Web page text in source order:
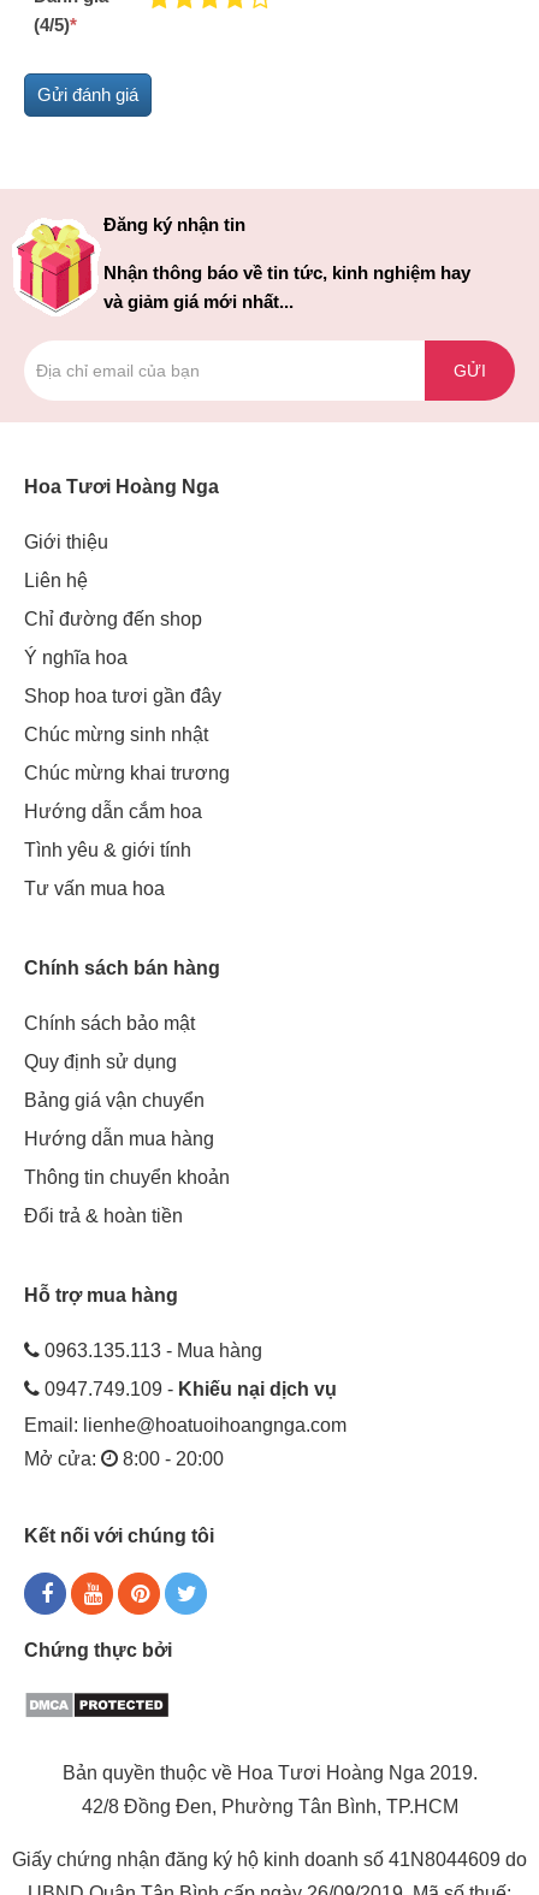
(4/5)*
Đăng ký nhận tin
Nhận thông báo về tin tức, kinh nghiệm hay
và giảm giá mới nhất...
GỬI
Hoa Tươi Hoàng Nga
Giới thiệu
Liên hệ
Chỉ đường đến shop
Ý nghĩa hoa
Shop hoa tươi gần đây
Chúc mừng sinh nhật
Chúc mừng khai trương
Hướng dẫn cắm hoa
Tình yêu & giới tính
Tư vấn mua hoa
Chính sách bán hàng
Chính sách bảo mật
Quy định sử dụng
Bảng giá vận chuyển
Hướng dẫn mua hàng
Thông tin chuyển khoản
Đổi trả & hoàn tiền
Hỗ trợ mua hàng
0963.135.113 - Mua hàng
0947.749.109 - Khiếu nại dịch vụ
Email: lienhe@hoatuoihoangnga.com
Mở cửa:
8:00 - 20:00
Kết nối với chúng tôi
Chứng thực bởi
Bản quyền thuộc về Hoa Tươi Hoàng Nga 2019.
42/8 Đồng Đen, Phường Tân Bình, TP.HCM
Giấy chứng nhận đăng ký hộ kinh doanh số 41N8044609 do